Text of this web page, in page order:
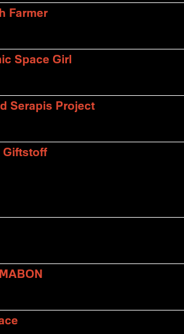
Farmer
Space Girl
Serapis Project
Giftstoff